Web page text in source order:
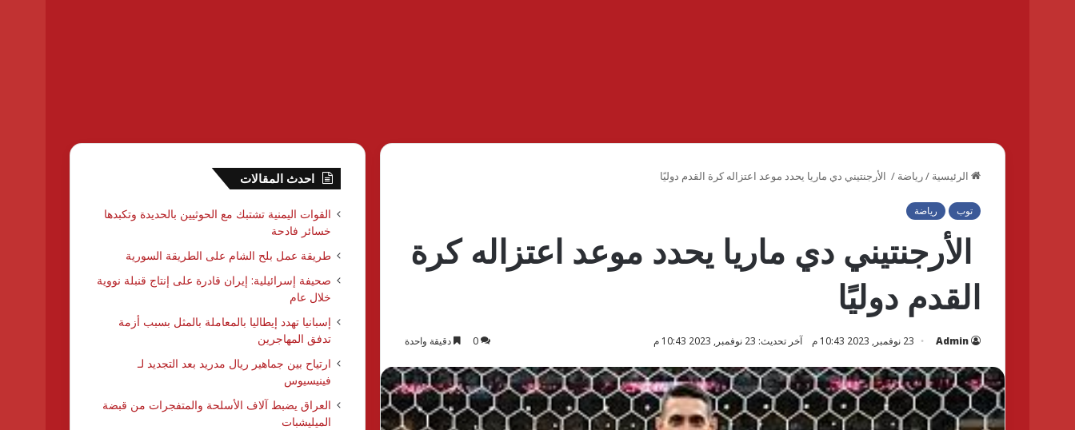
الرئيسية /رياضة / الأرجنتيني دي ماريا يحدد موعد اعتزاله كرة القدم دوليًا
توب رياضة
الأرجنتيني دي ماريا يحدد موعد اعتزاله كرة
القدم دوليًا
Admin 23 نوفمبر, 2023 10:43 م آخر تحديث: 23 نوفمبر, 2023 10:43 م 0 دقيقة واحدة
احدث المقالات
القوات اليمنية تشتبك مع الحوثيين بالحديدة وتكبدها
خسائر فادحة
طريقة عمل بلح الشام على الطريقة السورية
صحيفة إسرائيلية: إيران قادرة على إنتاج قنبلة نووية
خلال عام
إسبانيا تهدد إيطاليا بالمعاملة بالمثل بسبب أزمة
تدفق المهاجرين
ارتياح بين جماهير ريال مدريد بعد التجديد لـ
فينيسيوس
العراق يضبط آلاف الأسلحة والمتفجرات من قبضة
الميليشبات